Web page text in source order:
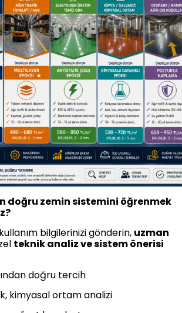
doğru zemin sistemini öğrenmek
bilgilerinizi gönderin, uzman
teknik analiz ve sistem önerisi
doğru tercih
kimyasal ortam analizi